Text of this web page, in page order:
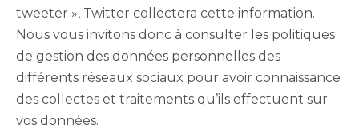
tweeter », Twitter collectera cette information.
Nous vous invitons donc à consulter les politiques
de gestion des données personnelles des
différents réseaux sociaux pour avoir connaissance
des collectes et traitements qu’ils effectuent sur
vos données.